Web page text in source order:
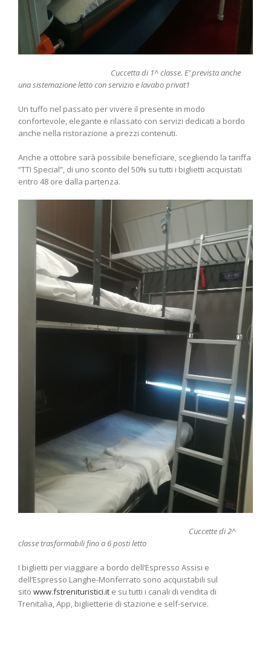
Cuccetta di 1^ classe. E’ prevista anche
una sistemazione letto con servizio e lavabo privat1
Un tuffo nel passato per vivere il presente in modo
confortevole, elegante e rilassato con servizi dedicati a bordo
anche nella ristorazione a prezzi contenuti.
Anche a ottobre sarà possibile beneficiare, scegliendo la tariffa
“TTI Special”, di uno sconto del 50% su tutti i biglietti acquistati
entro 48 ore dalla partenza.
Cuccette di 2^
classe trasformabili fino a 6 posti letto
I biglietti per viaggiare a bordo dell’Espresso Assisi e
dell’Espresso Langhe-Monferrato sono acquistabili sul
sito www.fstrenituristici.it e su tutti i canali di vendita di
Trenitalia, App, biglietterie di stazione e self-service.